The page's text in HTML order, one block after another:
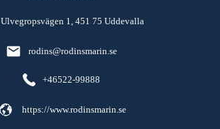
Ulvegropsvägen 1, 451 75 Uddevalla
rodins@rodinsmarin.se
+46522-99888
https://www.rodinsmarin.se